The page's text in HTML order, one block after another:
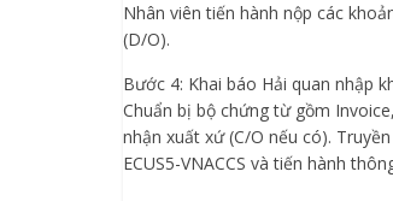
Nhân viên tiến hành nộp các
(D/O).
Bước 4: Khai báo Hải quan nhập
Chuẩn bị bộ chứng từ gồm
nhận xuất xứ (C/O nếu có).
ECUS5-VNACCS và tiến hành